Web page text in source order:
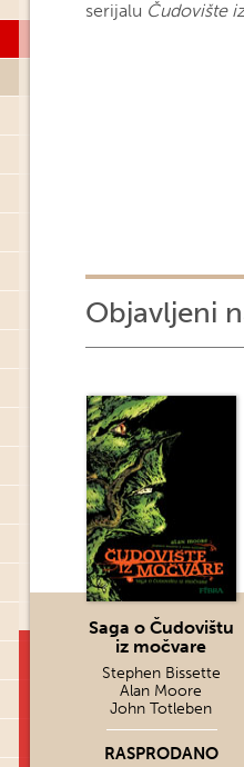
serijalu Čudovište
Objavljeni
Saga o Čudovištu
iz močvare
Stephen Bissette
Alan Moore
John Totleben
RASPRODANO